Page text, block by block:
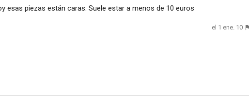
esas piezas están caras. Suele estar a menos de 10 euros
el 1 ene. 10